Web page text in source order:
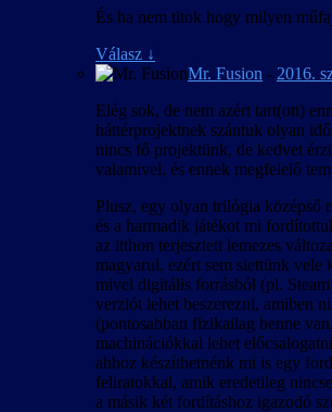
És ha nem titok hogy milyen
Válasz ↓
Mr. Fusion - 2016.
Elég sok, de nem azért tart(ott)
háttérprojektnek szántuk olyan
nincs fő projektünk, de kedvet
valamivel, és ennek megfelelő
Plusz, egy olyan trilógia középső
és a harmadik játékot mi
az itthon terjesztett lemezes
magyarul, ezért sem siettünk vele
mivel digitális forrásból (pl.
verziót lehet beszerezni, amiben
(pontosabban fizikailag benne
machinációkkal lehet
ahhoz készíthetnénk mi is egy
feliratokkal, amik eredetileg
a másik két fordításhoz igazodó